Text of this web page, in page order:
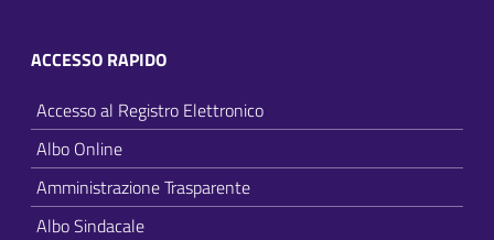
ACCESSO RAPIDO
Accesso al Registro Elettronico
Albo Online
Amministrazione Trasparente
Albo Sindacale